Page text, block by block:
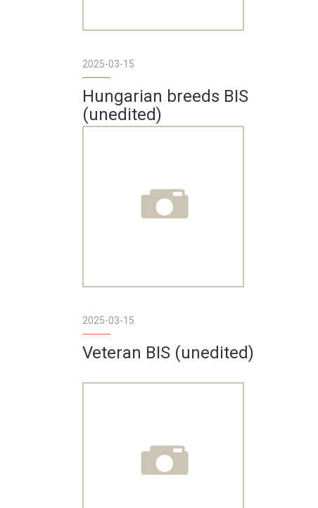
2025-03-15
Hungarian breeds BIS
(unedited)
2025-03-15
Veteran BIS (unedited)